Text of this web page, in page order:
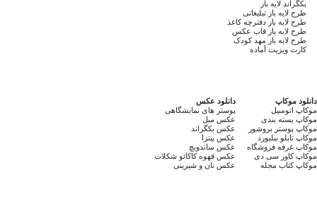
بکگراند لایه باز
طرح لایه باز تبلیغاتی
طرح لایه باز دفترچه کاغذ
طرح لایه باز قاب عکس
طرح لایه باز مهد کودک
کارت ویزیت آماده
دانلود موکاپ
موکاپ اتومبیل
موکاپ بسته بندی
موکاپ پوستر بروشور
موکاپ تابلو بیلبورد
موکاپ غرفه فروشگاه
موکاپ کاور سی دی
موکاپ کتاب مجله
دانلود عکس
پوستر های نمایشگاهی
عکس مبل
عکس بکگراند
عکس پیتزا
عکس ساندویچ
عکس قهوه کاکائو شکلات
عکس نان و شیرینی